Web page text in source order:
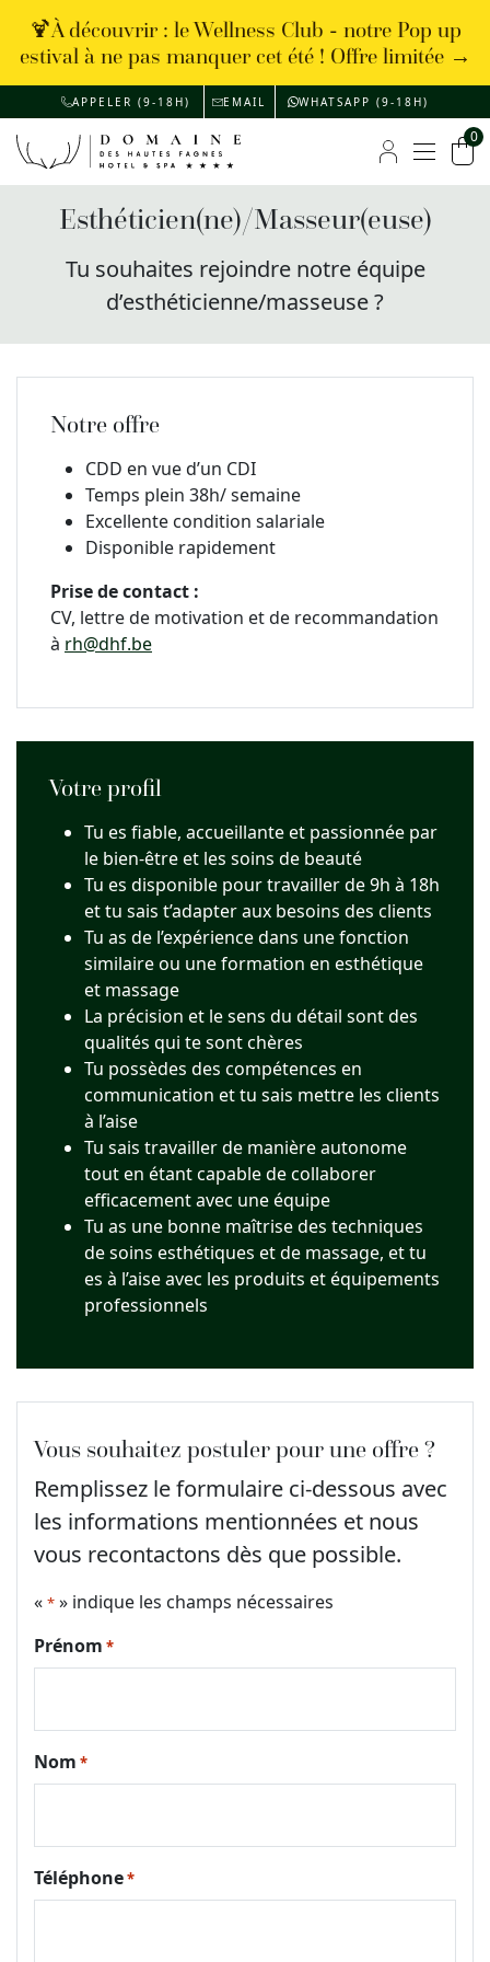
🍹À découvrir : le Wellness Club - notre Pop up
estival à ne pas manquer cet été ! Offre limitée →
APPELER (9-18H) EMAIL WHATSAPP (9-18H)
Menu
0
Esthéticien(ne)/Masseur(euse)
Tu souhaites rejoindre notre équipe
d’esthéticienne/masseuse ?
Notre offre
CDD en vue d’un CDI
Temps plein 38h/ semaine
Excellente condition salariale
Disponible rapidement
Prise de contact :
CV, lettre de motivation et de recommandation
à rh@dhf.be
Votre profil
Tu es fiable, accueillante et passionnée par
le bien-être et les soins de beauté
Tu es disponible pour travailler de 9h à 18h
et tu sais t’adapter aux besoins des clients
Tu as de l’expérience dans une fonction
similaire ou une formation en esthétique
et massage
La précision et le sens du détail sont des
qualités qui te sont chères
Tu possèdes des compétences en
communication et tu sais mettre les clients
à l’aise
Tu sais travailler de manière autonome
tout en étant capable de collaborer
efficacement avec une équipe
Tu as une bonne maîtrise des techniques
de soins esthétiques et de massage, et tu
es à l’aise avec les produits et équipements
professionnels
Vous souhaitez postuler pour une offre ?
Remplissez le formulaire ci-dessous avec
les informations mentionnées et nous
vous recontactons dès que possible.
« * » indique les champs nécessaires
Prénom *
Nom *
Téléphone*